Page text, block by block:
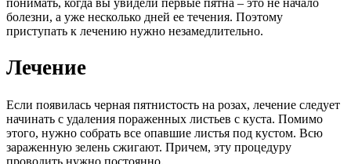
болезни, а уже несколько дней ее течения. Поэтому
приступать к лечению нужно незамедлительно.
Лечение
Если появилась черная пятнистость на розах, лечение следует
начинать с удаления пораженных листьев с куста. Помимо
этого, нужно собрать все опавшие листья под кустом. Всю
зараженную зелень сжигают. Причем, эту процедуру
проводить нужно постоянно.